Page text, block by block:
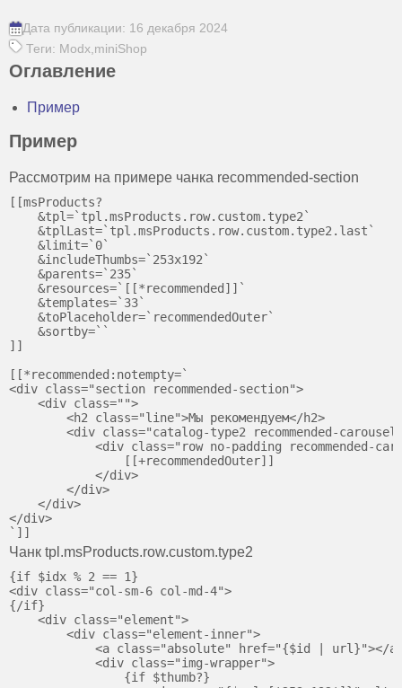
Дата публикации: 16 декабря 2024
Теги: Modx,miniShop
Оглавление
Пример
Пример
Рассмотрим на примере чанка recommended-section
[[msProducts?
    &tpl=`tpl.msProducts.row.custom.type2`
    &tplLast=`tpl.msProducts.row.custom.type2.last`
    &limit=`0`
    &includeThumbs=`253x192`
    &parents=`235`
    &resources=`[[*recommended]]`
    &templates=`33`
    &toPlaceholder=`recommendedOuter`
    &sortby=``
]]
[[*recommended:notempty=`
<div class="section recommended-section">
    <div class="">
        <h2 class="line">Мы рекомендуем</h2>
<div class="catalog-type2 recommended-
<div class="row no-padding recommended-
                [[+recommendedOuter]]
            </div>
        </div>
    </div>
</div>
Чанк tpl.msProducts.row.custom.type2
{if $idx % 2 == 1}
<div class="col-sm-6 col-md-4">
{/if}
    <div class="element">
        <div class="element-inner">
<a class="absolute" href="{$id | url}"></
            <div class="img-wrapper">
                {if $thumb?}